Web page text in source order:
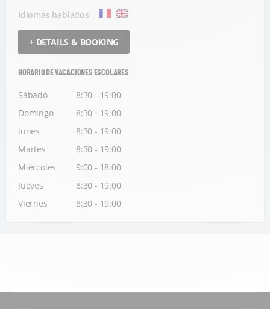
Idiomas hablados
+ DETAILS & BOOKING
HORARIO DE VACACIONES ESCOLARES
Sábado
8:30 - 19:00
Domingo
8:30 - 19:00
lunes
8:30 - 19:00
Martes
8:30 - 19:00
Miércoles
9:00 - 18:00
Jueves
8:30 - 19:00
Viernes
8:30 - 19:00